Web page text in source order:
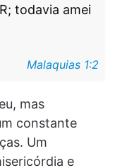
todavia amei
Malaquias 1:2
mas
constante
Um
e